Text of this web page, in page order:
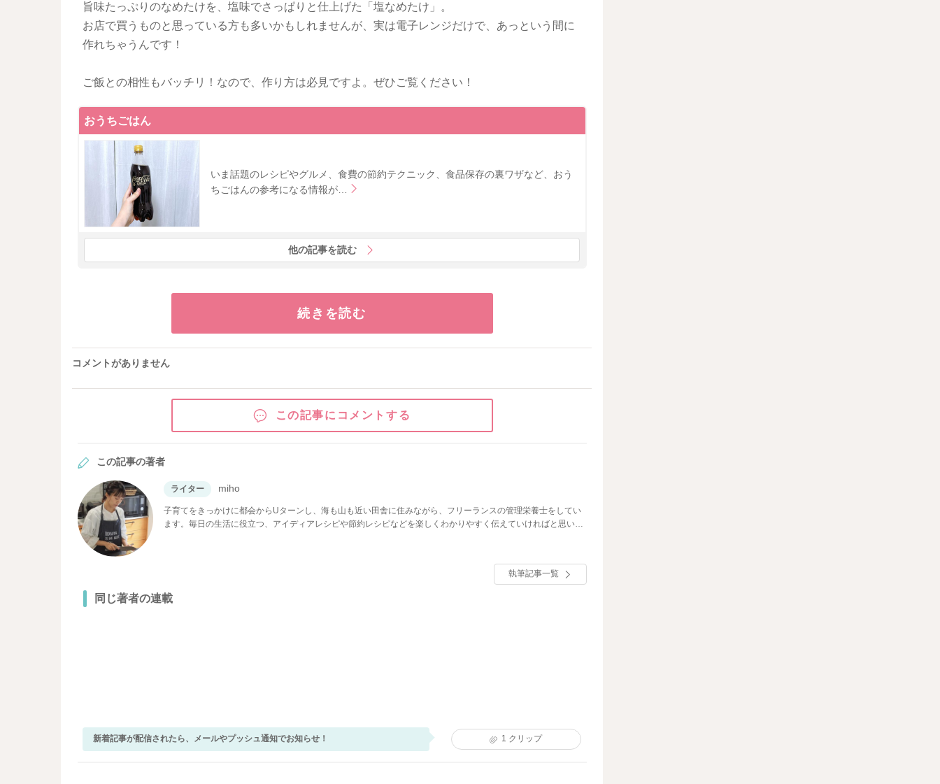
旨味たっぷりのなめたけを、塩味でさっぱりと仕上げた「塩なめたけ」。
お店で買うものと思っている方も多いかもしれませんが、実は電子レンジだけで、あっという間に
作れちゃうんです！
ご飯との相性もバッチリ！なので、作り方は必見ですよ。ぜひご覧ください！
おうちごはん
いま話題のレシピやグルメ、食費の節約テクニック、食品保存の裏ワザなど、おう
ちごはんの参考になる情報が…
他の記事を読む
続きを読む
コメントがありません
この記事にコメントする
この記事の著者
ライター miho
子育てをきっかけに都会からUターンし、海も山も近い田舎に住みながら、フリーランスの管理栄養士をしてい
ます。毎日の生活に役立つ、アイディアレシピや節約レシピなどを楽しくわかりやすく伝えていければと思いま
執筆記事一覧
同じ著者の連載
新着記事が配信されたら、メールやプッシュ通知でお知らせ！ 1 クリップ